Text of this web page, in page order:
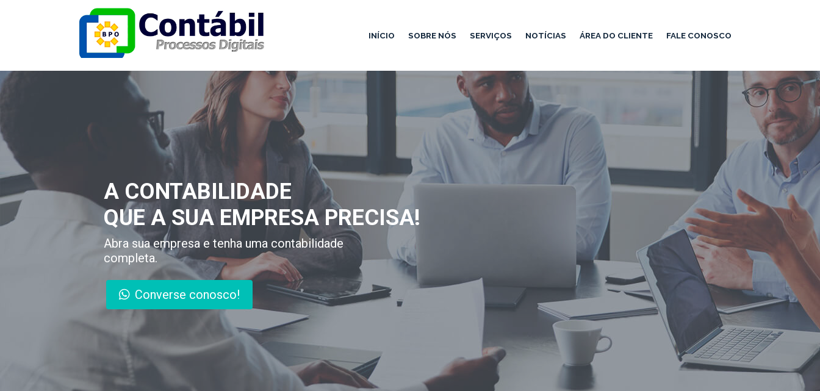
INÍCIO SOBRE NÓS SERVIÇOS NOTÍCIAS ÁREA DO CLIENTE FALE CONOSCO
A CONTABILIDADE
QUE A SUA EMPRESA PRECISA!
Abra sua empresa e tenha uma contabilidade
completa.
Converse conosco!